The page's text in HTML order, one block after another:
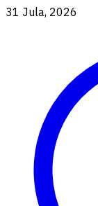
31 Jula, 2026